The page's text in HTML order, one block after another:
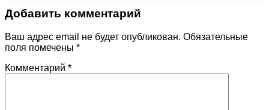
Добавить комментарий
Ваш адрес email не будет опубликован. Обязательные
поля помечены *
Комментарий *